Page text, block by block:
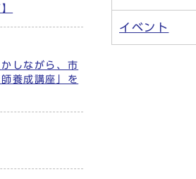
しながら、市
養成講座」を
イベント